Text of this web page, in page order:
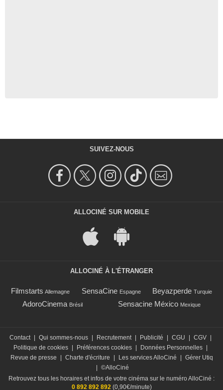
SUIVEZ-NOUS
ALLOCINÉ SUR MOBILE
ALLOCINÉ À L'ÉTRANGER
Filmstarts Allemagne SensaCine Espagne Beyazperde Turquie
AdoroCinema Brésil Sensacine México Mexique
Contact Qui sommes-nous Recrutement Publicité CGU CGV
Politique de cookies
Préférences cookies Données Personnelles
Revue de presse
Charte d'écriture Les services AlloCiné
Gérer Utiq
©AlloCiné
Retrouvez tous les horaires et infos de votre cinéma sur le numéro AlloCiné :
0 892 892 892(0,90€/minute)